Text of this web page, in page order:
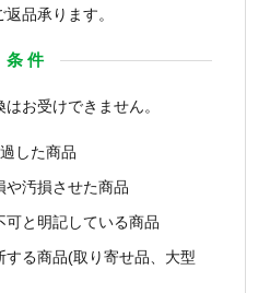
品承ります。
条 件
お受けできません。
した商品
や汚損させた商品
可と明記している商品
する商品(取り寄せ品、大型